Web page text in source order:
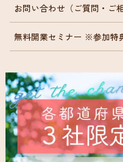
お問い合わせ（ご質問・ご相
無料開業セミナー ※参加特